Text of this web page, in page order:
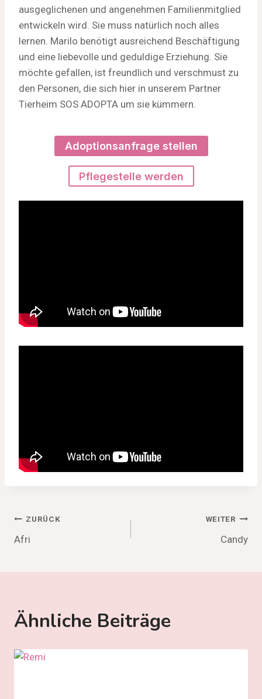
ausgeglichenen und angenehmen Familienmitglied
entwickeln wird. Sie muss natürlich noch alles
lernen. Marilo benötigt ausreichend Beschäftigung
und eine liebevolle und geduldige Erziehung. Sie
möchte gefallen, ist freundlich und verschmust zu
den Personen, die sich hier in unserem Partner
Tierheim SOS ADOPTA um sie kümmern.
Adoptionsanfrage stellen
Pflegestelle werden
Beitragsnavigation
ZURÜCK
Afri
WEITER
Candy
Ähnliche Beiträge